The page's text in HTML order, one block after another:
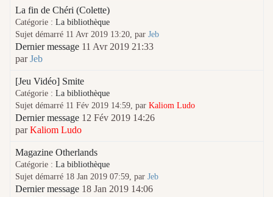
La fin de Chéri (Colette)
Catégorie : La bibliothèque
Sujet démarré 11 Avr 2019 13:20, par Jeb
Dernier message 11 Avr 2019 21:33
parJeb
[Jeu Vidéo] Smite
Catégorie : La bibliothèque
Sujet démarré 11 Fév 2019 14:59, par Kaliom Ludo
Dernier message 12 Fév 2019 14:26
parKaliom Ludo
Magazine Otherlands
Catégorie : La bibliothèque
Sujet démarré 18 Jan 2019 07:59, par Jeb
Dernier message 18 Jan 2019 14:06